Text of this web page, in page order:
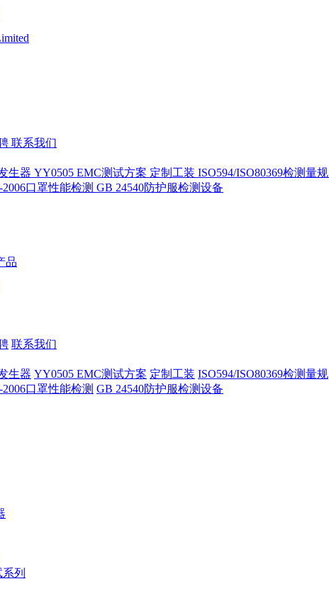
联系我们
生器 YY0505 EMC测试方案 定制工装 ISO594/ISO80369检测量规
2006口罩性能检测 GB 24540防护服检测设备
品
联系我们
生器 YY0505 EMC测试方案 定制工装 ISO594/ISO80369检测量规
2006口罩性能检测 GB 24540防护服检测设备
列